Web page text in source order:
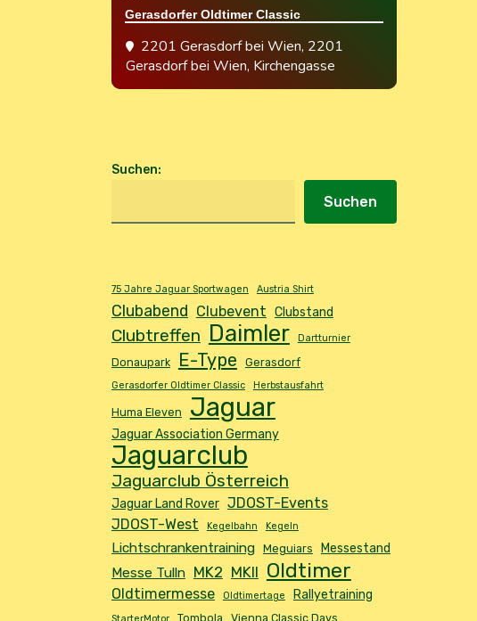
Gerasdorfer Oldtimer Classic
2201 Gerasdorf bei Wien, 2201
Gerasdorf bei Wien, Kirchengasse
Suchen:
Suchen
75 Jahre Jaguar Sportwagen Austria Shirt
Clubabend Clubevent Clubstand
Clubtreffen Daimler Dartturnier
Donaupark E-Type Gerasdorf
Gerasdorfer Oldtimer Classic Herbstausfahrt
Huma Eleven Jaguar
Jaguar Association Germany
Jaguarclub
Jaguarclub Österreich
Jaguar Land Rover JDOST-Events
JDOST-West
Kegelbahn Kegeln
Lichtschrankentraining Meguiars Messestand
Messe Tulln MK2 MKII Oldtimer
Oldtimermesse Oldtimertage Rallyetraining
Tombola Vienna Classic Days